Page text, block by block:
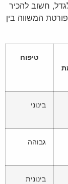
חשוב להכיר
המשווה בין
טיפוח
בינוני
גבוהה
בינונית